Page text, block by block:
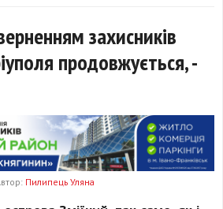
захисників
продовжується, -
Пилипець Уляна